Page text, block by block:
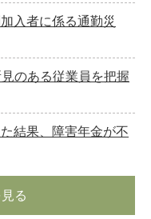
入者に係る通勤災
のある従業員を把握
結果、障害年金が不
る